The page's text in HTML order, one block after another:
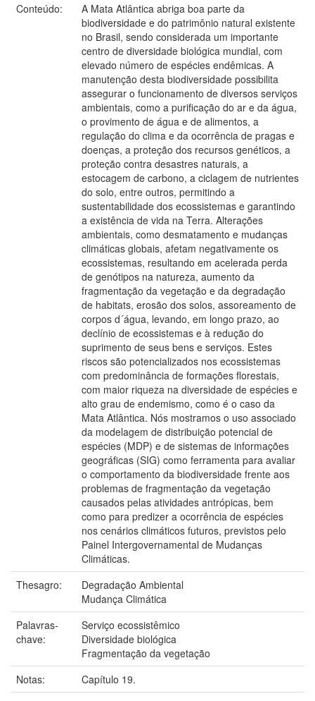
Conteúdo:
A Mata Atlântica abriga boa parte da
biodiversidade e do patrimônio natural existente
no Brasil, sendo considerada um importante
centro de diversidade biológica mundial, com
elevado número de espécies endêmicas. A
manutenção desta biodiversidade possibilita
assegurar o funcionamento de diversos serviços
ambientais, como a purificação do ar e da água,
o provimento de água e de alimentos, a
regulação do clima e da ocorrência de pragas e
doenças, a proteção dos recursos genéticos, a
proteção contra desastres naturais, a
estocagem de carbono, a ciclagem de nutrientes
do solo, entre outros, permitindo a
sustentabilidade dos ecossistemas e garantindo
a existência de vida na Terra. Alterações
ambientais, como desmatamento e mudanças
climáticas globais, afetam negativamente os
ecossistemas, resultando em acelerada perda
de genótipos na natureza, aumento da
fragmentação da vegetação e da degradação
de habitats, erosão dos solos, assoreamento de
corpos d´água, levando, em longo prazo, ao
declínio de ecossistemas e à redução do
suprimento de seus bens e serviços. Estes
riscos são potencializados nos ecossistemas
com predominância de formações florestais,
com maior riqueza na diversidade de espécies e
alto grau de endemismo, como é o caso da
Mata Atlântica. Nós mostramos o uso associado
da modelagem de distribuição potencial de
espécies (MDP) e de sistemas de informações
geográficas (SIG) como ferramenta para avaliar
o comportamento da biodiversidade frente aos
problemas de fragmentação da vegetação
causados pelas atividades antrópicas, bem
como para predizer a ocorrência de espécies
nos cenários climáticos futuros, previstos pelo
Painel Intergovernamental de Mudanças
Climáticas.
Thesagro:
Degradação Ambiental
Mudança Climática
Palavras-
chave:
Serviço ecossistêmico
Diversidade biológica
Fragmentação da vegetação
Notas:
Capítulo 19.